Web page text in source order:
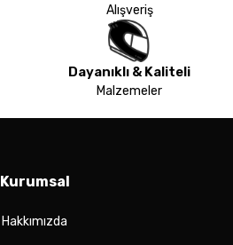
Alışveriş
Dayanıklı & Kaliteli
Malzemeler
Kurumsal
Hakkımızda